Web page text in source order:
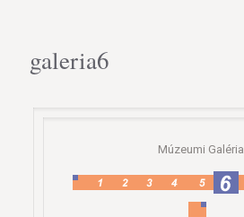
galeria6
Múzeumi Galéria